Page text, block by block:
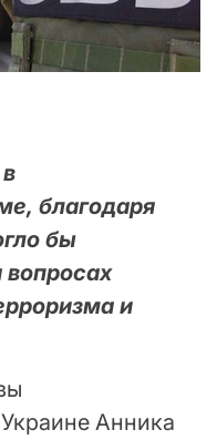
благодаря
бы
вопросах
и
Анника